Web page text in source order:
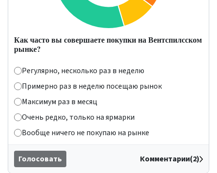
Как часто вы совершаете покупки на Вентспилсском
рынке?
Регулярно, несколько раз в неделю
Примерно раз в неделю посещаю рынок
Максимум раз в месяц
Очень редко, только на ярмарки
Вообще ничего не покупаю на рынке
Голосовать Комментарии(2)